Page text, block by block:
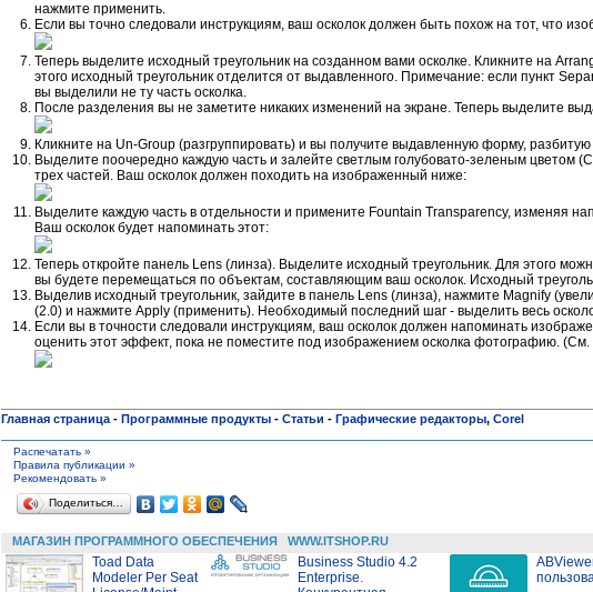
нажмите применить.
Если вы точно следовали инструкциям, ваш осколок должен быть похож на тот, что
Теперь выделите исходный треугольник на созданном вами осколке. Кликните на
этого исходный треугольник отделится от выдавленного. Примечание: если пункт
вы выделили не ту часть осколка.
После разделения вы не заметите никаких изменений на экране. Теперь выделите
Кликните на Un-Group (разгруппировать) и вы получите выдавленную форму, разбитую
Выделите поочередно каждую часть и залейте светлым голубовато-зеленым цветом
трех частей. Ваш осколок должен походить на изображенный ниже:
Выделите каждую часть в отдельности и примените Fountain Transparency, изменяя
Ваш осколок будет напоминать этот:
Теперь откройте панель Lens (линза). Выделите исходный треугольник. Для этого
вы будете перемещаться по объектам, составляющим ваш осколок. Исходный
Выделив исходный треугольник, зайдите в панель Lens (линза), нажмите Magnify
(2.0) и нажмите Apply (применить). Необходимый последний шаг - выделить весь
Если вы в точности следовали инструкциям, ваш осколок должен напоминать
оценить этот эффект, пока не поместите под изображением осколка фотографию.
Главная страница - Программные продукты - Статьи - Графические редакторы, Corel
Распечатать »
Правила публикации »
Рекомендовать »
Поделиться…
МАГАЗИН ПРОГРАММНОГО ОБЕСПЕЧЕНИЯ WWW.ITSHOP.RU
Toad Data
Modeler Per Seat
Business Studio 4.2
Enterprise.